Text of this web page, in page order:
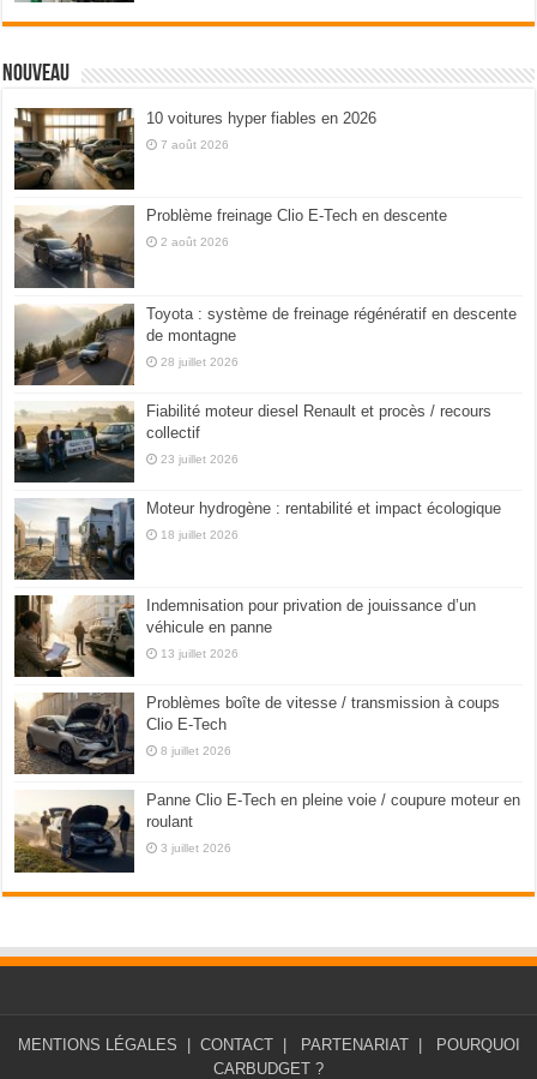
Nouveau
10 voitures hyper fiables en 2026
7 août 2026
Problème freinage Clio E-Tech en descente
2 août 2026
Toyota : système de freinage régénératif en descente
de montagne
28 juillet 2026
Fiabilité moteur diesel Renault et procès / recours
collectif
23 juillet 2026
Moteur hydrogène : rentabilité et impact écologique
18 juillet 2026
Indemnisation pour privation de jouissance d’un
véhicule en panne
13 juillet 2026
Problèmes boîte de vitesse / transmission à coups
Clio E-Tech
8 juillet 2026
Panne Clio E-Tech en pleine voie / coupure moteur en
roulant
3 juillet 2026
MENTIONS LÉGALES | CONTACT| PARTENARIAT| POURQUOI
CARBUDGET ?